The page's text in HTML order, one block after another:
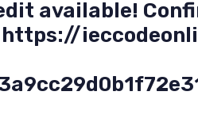
available!